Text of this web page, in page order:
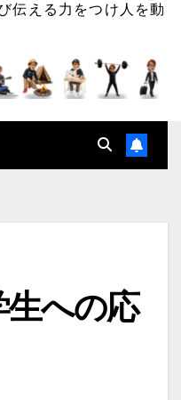
伝える力をつけ人を動
への応